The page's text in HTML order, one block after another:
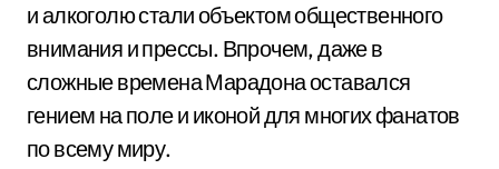
и алкоголю стали объектом общественного
внимания и прессы. Впрочем, даже в
сложные времена Марадона оставался
гением на поле и иконой для многих фанатов
по всему миру.